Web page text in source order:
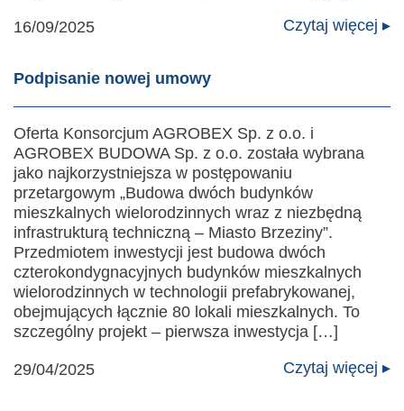
16/09/2025 Czytaj więcej ▸
Podpisanie nowej umowy
Oferta Konsorcjum AGROBEX Sp. z o.o. i
AGROBEX BUDOWA Sp. z o.o. została wybrana
jako najkorzystniejsza w postępowaniu
przetargowym „Budowa dwóch budynków
mieszkalnych wielorodzinnych wraz z niezbędną
infrastrukturą techniczną – Miasto Brzeziny”.
Przedmiotem inwestycji jest budowa dwóch
czterokondygnacyjnych budynków mieszkalnych
wielorodzinnych w technologii prefabrykowanej,
obejmujących łącznie 80 lokali mieszkalnych. To
szczególny projekt – pierwsza inwestycja […]
29/04/2025 Czytaj więcej ▸